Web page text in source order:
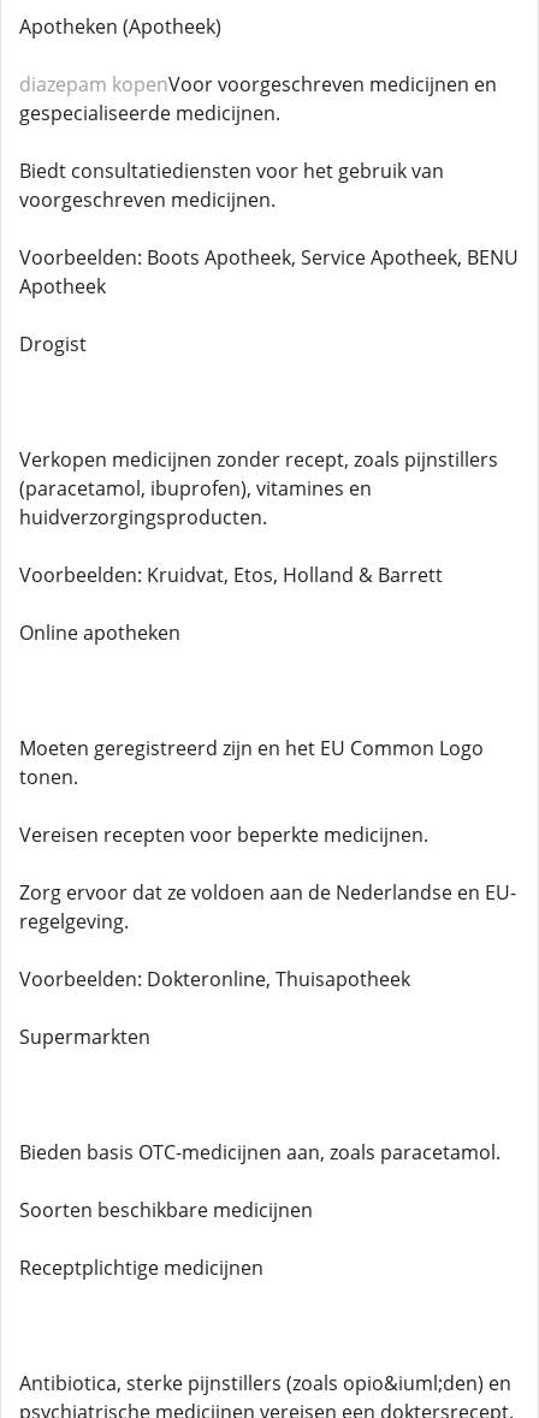
Apotheken (Apotheek)
diazepam kopenVoor voorgeschreven medicijnen en
gespecialiseerde medicijnen.
Biedt consultatiediensten voor het gebruik van
voorgeschreven medicijnen.
Voorbeelden: Boots Apotheek, Service Apotheek, BENU
Apotheek
Drogist
Verkopen medicijnen zonder recept, zoals pijnstillers
(paracetamol, ibuprofen), vitamines en
huidverzorgingsproducten.
Voorbeelden: Kruidvat, Etos, Holland & Barrett
Online apotheken
Moeten geregistreerd zijn en het EU Common Logo
tonen.
Vereisen recepten voor beperkte medicijnen.
Zorg ervoor dat ze voldoen aan de Nederlandse en EU-
regelgeving.
Voorbeelden: Dokteronline, Thuisapotheek
Supermarkten
Bieden basis OTC-medicijnen aan, zoals paracetamol.
Soorten beschikbare medicijnen
Receptplichtige medicijnen
Antibiotica, sterke pijnstillers (zoals opio&iuml;den) en
psychiatrische medicijnen vereisen een doktersrecept.